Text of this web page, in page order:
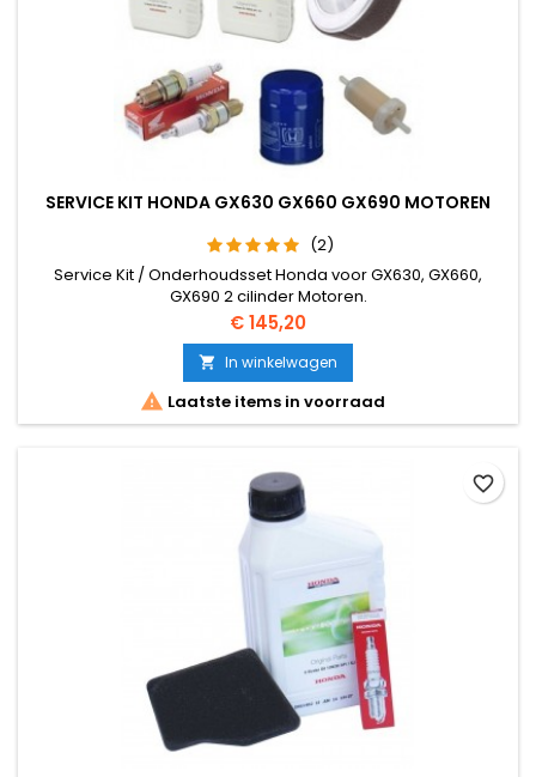
SERVICE KIT HONDA GX630 GX660 GX690 MOTOREN
(2)
Service Kit / Onderhoudsset Honda voor GX630, GX660,
GX690 2 cilinder Motoren.
Prijs
€ 145,20
 In winkelwagen
 Laatste items in voorraad
favorite_border